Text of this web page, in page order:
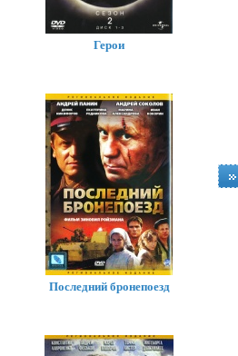
Герои
Последний бронепоезд